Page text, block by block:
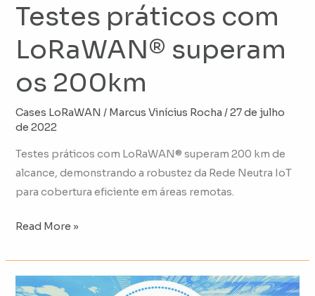
Testes práticos com
LoRaWAN® superam
os 200km
Cases LoRaWAN / Marcus Vinícius Rocha /27 de julho
de 2022
Testes práticos com LoRaWAN® superam 200 km de
alcance, demonstrando a robustez da Rede Neutra IoT
para cobertura eficiente em áreas remotas.
Read More »
Cidades